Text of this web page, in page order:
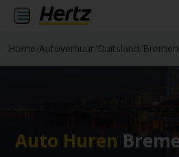
Home Autoverhuur Duitsland Bremen
Auto Huren